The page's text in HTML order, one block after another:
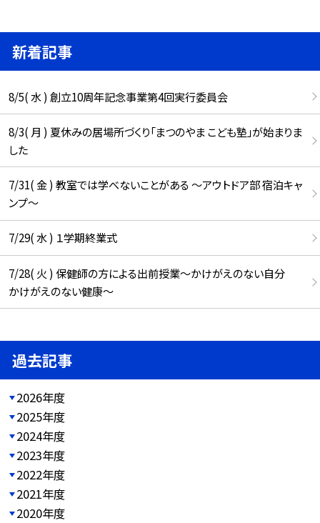
新着記事
8/5( 水 ) 創立10周年記念事業第4回実行委員会
8/3( 月 ) 夏休みの居場所づくり「まつのやま こども塾」が始まりま
した
7/31( 金 ) 教室では学べないことがある ～アウトドア部 宿泊キャ
ンプ～
7/29( 水 ) １学期終業式
7/28( 火 ) 保健師の方による出前授業～かけがえのない自分
かけがえのない健康～
過去記事
2026年度
2025年度
2024年度
2023年度
2022年度
2021年度
2020年度